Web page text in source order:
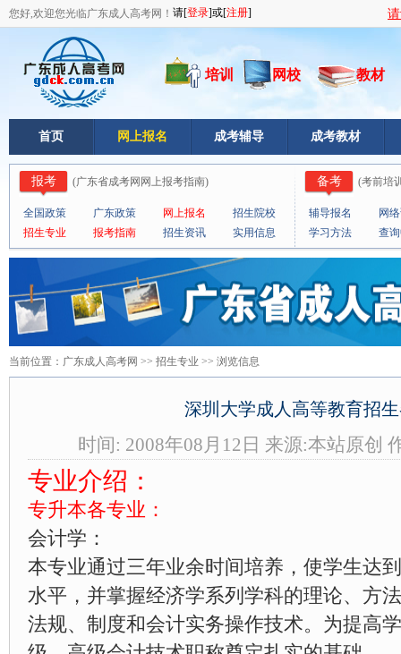
您好,欢迎您光临广东成人高考网！
培训 网校 教材
首页 网上报名 成考辅导 成考教材
报考 (广东省成考网网上报考指南)
全国政策 广东政策 网上报名
招生院校
招生专业
报考指南 招生资讯 实用信息
备考 (考前培
辅导报名
网
学习方法
查
当前位置： 广东成人高考网 >> 招生专业 >> 浏览信息
深圳大学成人高等教育招
时间: 2008年08月12日 来源:本站原创
专业介绍：
专升本各专业：
会计学：
本专业通过三年业余时间培养，使学生达
水平，并掌握经济学系列学科的理论、方
法规、制度和会计实务操作技术。为提高